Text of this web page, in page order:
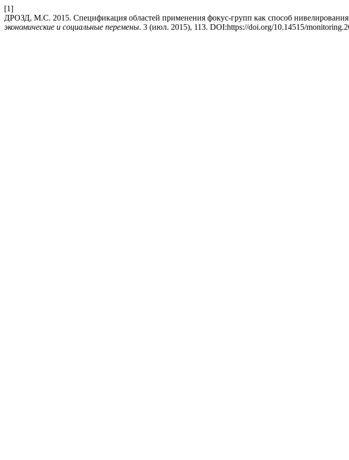
[1]
ДРОЗД, М.С. 2015. Спецификация областей применения фокус-групп как способ
экономические и социальные перемены. 3 (июл. 2015), 113. DOI:https://doi.org/10.14515/